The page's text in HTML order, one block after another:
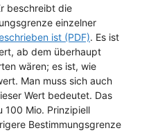
beschreibt die
einzelner
ist (PDF). Es ist
ab dem überhaupt
wären; es ist, wie
Man muss sich auch
Wert bedeutet. Das
100 Mio. Prinzipiell
Bestimmungsgrenze